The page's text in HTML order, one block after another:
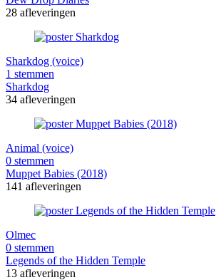
28 afleveringen
Sharkdog (voice)
1 stemmen
Sharkdog
34 afleveringen
Animal (voice)
0 stemmen
Muppet Babies (2018)
141 afleveringen
Olmec
0 stemmen
Legends of the Hidden Temple
13 afleveringen